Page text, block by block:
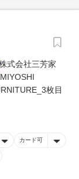
カード可